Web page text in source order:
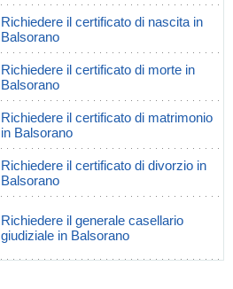
Richiedere il certificato di nascita in
Balsorano
Richiedere il certificato di morte in
Balsorano
Richiedere il certificato di matrimonio
in Balsorano
Richiedere il certificato di divorzio in
Balsorano
Richiedere il generale casellario
giudiziale in Balsorano